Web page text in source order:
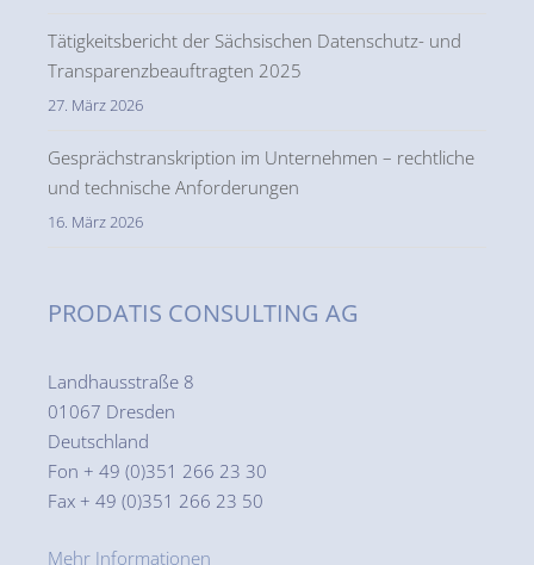
Tätigkeitsbericht der Sächsischen Datenschutz- und
Transparenzbeauftragten 2025
27. März 2026
Gesprächstranskription im Unternehmen – rechtliche
und technische Anforderungen
16. März 2026
PRODATIS CONSULTING AG
Landhausstraße 8
01067 Dresden
Deutschland
Fon + 49 (0)351 266 23 30
Fax + 49 (0)351 266 23 50
Mehr Informationen